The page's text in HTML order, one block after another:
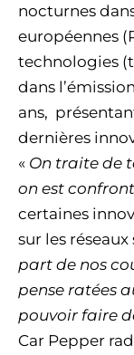
nocturnes
européennes
technologies
dans
ans,
dernières
« On traite de
on est
certaines
sur les
part de nos
pense ratées
pouvoir faire
Car Pepper